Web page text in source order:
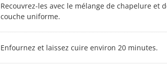
Recouvrez-les avec le mélange de chapelure et
couche uniforme.
Enfournez et laissez cuire environ 20 minutes.